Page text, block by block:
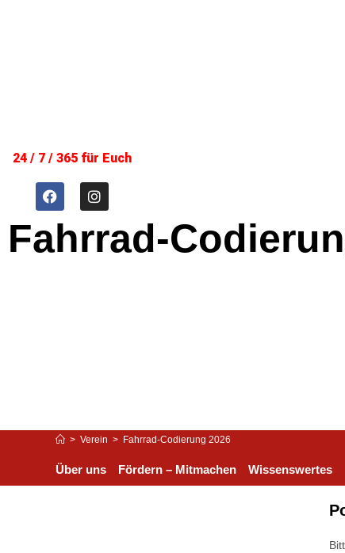
24 / 7 / 365 für Euch
Fahrrad-
> Verein > Fahrrad-Codierung 2026
Über uns Fördern – Mitmachen Wissenswertes